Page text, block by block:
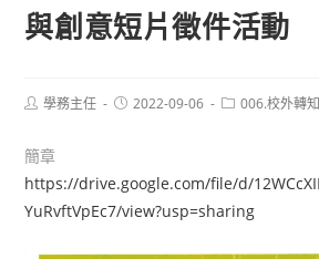
與創意短片徵件活動
Post學務主任
Post2022-09-06
Post006.校外轉知
簡章
https://drive.google.com/file/d/
YuRvftVpEc7/view?usp=sharing